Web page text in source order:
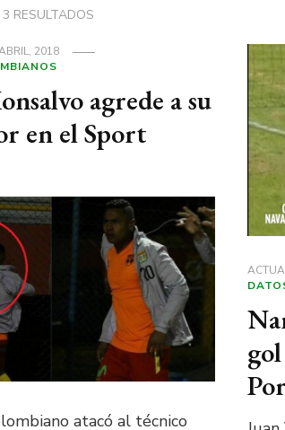
RESULTADOS
2018
agrede a su
en el Sport
atacó al técnico